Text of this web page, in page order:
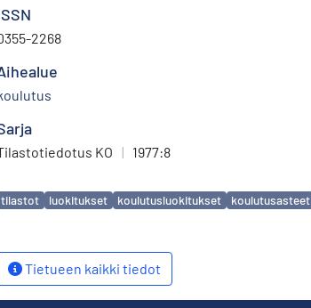
2268
KO | 1977:8
tilastot luokitukset koulutusluokitukset koulutusasteet
Tietueen kaikki tiedot